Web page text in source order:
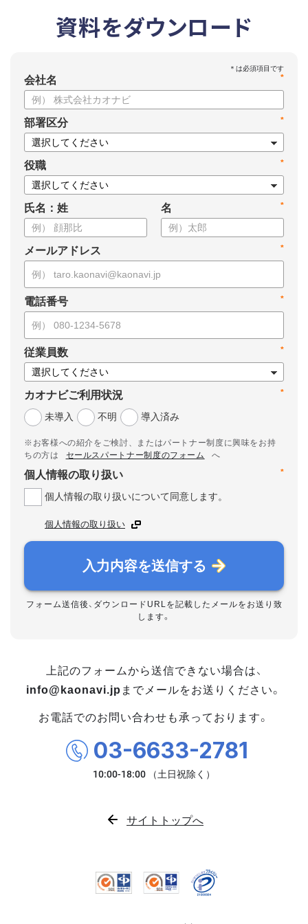
資料をダウンロード
*
会社名
*
部署区分
*
役職
氏名：姓 *
名
*
メールアドレス
*
電話番号
*
従業員数
*
カオナビご利用状況
未導入
不明 導入済み
※お客様への紹介をご検討、またはパートナー制度に興味をお持
ちの方は
セールスパートナー制度のフォーム
へ
*
個人情報の取り扱い
個人情報の取り扱いについて同意します。
個人情報の取り扱い
入力内容を送信する
フォーム送信後、ダウンロードURLを記載したメールをお送り致
します。
上記のフォームから送信できない場合は、
info@kaonavi.jp までメールをお送りください。
お電話でのお問い合わせも承っております。
03-6633-2781
サイトトップへ